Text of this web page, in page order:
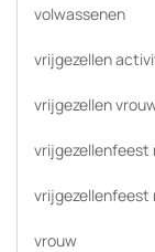
volwassenen
vrijgezellen
vrijgezellen
vrijgezellenfeest
vrijgezellenfeest
vrouw